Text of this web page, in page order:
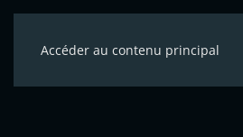
Accéder au contenu principal